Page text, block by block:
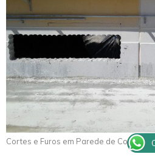
Cortes e Furos em Parede de Concreto